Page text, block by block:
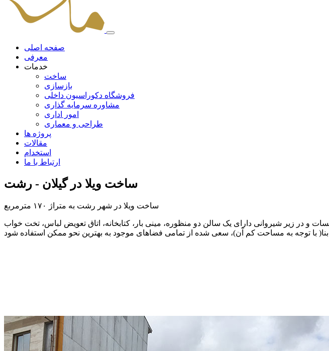
صفحه اصلی
معرفی
خدمات
ساخت
بازسازی
فروشگاه دکوراسیون داخلی
مشاوره سرمایه گذاری
امور اداری
طراحی و معماری
پروژه ها
مقالات
استخدام
ارتباط با ما
ساخت ویلا در گیلان - رشت
ساخت ویلا در شهر رشت به متراژ ۱۷۰ مترمربع
و در زیر شیروانی دارای یک سالن دو منظوره، مینی بار، کتابخانه، اتاق تعویض لباس، تخت خواب